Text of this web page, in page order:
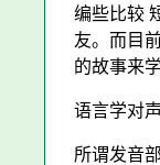
编些比较
友。而目
的故事来
语言学对
所谓发音